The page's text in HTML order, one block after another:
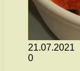
21.07.2021
0